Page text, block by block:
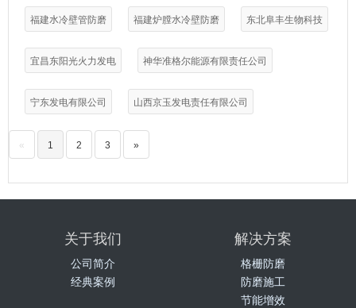
福建水冷壁管防磨 福建炉膛水冷壁防磨 东北阜丰生物科技
宜昌东阳光火力发电 神华准格尔能源有限责任公司
宁东发电有限公司 山西京玉发电责任有限公司
« 1 2 3 »
关于我们
公司简介
经典案例
解决方案
格栅防磨
防磨施工
节能增效